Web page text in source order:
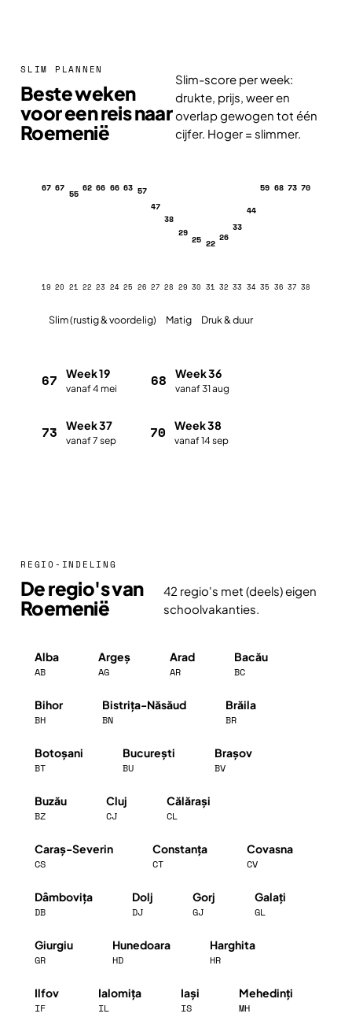
SLIM PLANNEN
Beste weken
voor een reis naar
Roemenië
Slim-score per week:
drukte, prijs, weer en
overlap gewogen tot één
cijfer. Hoger = slimmer.
67
19
67
20
55
21
62
22
66
23
66
24
63
25
57
26
47
27
38
28
29
29
25
30
22
31
26
32
33
33
44
34
59
35
68
36
73
37
70
38
Slim (rustig & voordelig) Matig Druk & duur
67 Week 19
vanaf 4 mei 68 Week 36
vanaf 31 aug
73 Week 37
vanaf 7 sep 70 Week 38
vanaf 14 sep
REGIO-INDELING
De regio's van
Roemenië
42 regio's met (deels) eigen
schoolvakanties.
Alba
AB
Argeș
AG
Arad
AR
Bacău
BC
Bihor
BH
Bistrița-Năsăud
BN
Brăila
BR
Botoșani
BT
București
BU
Brașov
BV
Buzău
BZ
Cluj
CJ
Călărași
CL
Caraș-Severin
CS
Constanța
CT
Covasna
CV
Dâmbovița
DB
Dolj
DJ
Gorj
GJ
Galați
GL
Giurgiu
GR
Hunedoara
HD
Harghita
HR
Ilfov
IF
Ialomița
IL
Iași
IS
Mehedinți
MH